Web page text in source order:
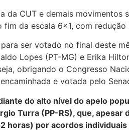
da CUT e demais
fim da escala 6×1, com
ser votado no final deste
Lopes (PT-MG) e Erika
obrigando o Congresso
e votada pelo
do alto nível do apelo
Turra (PP-RS), que,
horas) por acordos